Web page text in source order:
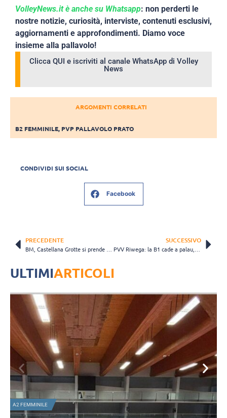
VolleyNews.it è anche su Whatsapp: non perderti le
nostre notizie, curiosità, interviste, contenuti esclusivi,
aggiornamenti e approfondimenti. Diamo voce
insieme alla pallavolo!
Clicca QUI e iscriviti al canale WhatsApp di Volley
News
ARGOMENTI CORRELATI
B2 FEMMINILE, PVP PALLAVOLO PRATO
CONDIVIDI SUI SOCIAL
Facebook
PRECEDENTE SUCCESSIVO
ULTIMIARTICOLI
A2 FEMMINILE